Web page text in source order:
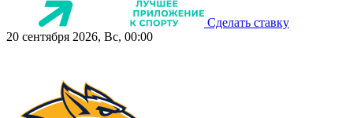
Сделать ставку
20 сентября 2026, Вс, 00:00